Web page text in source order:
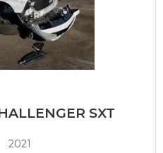
SXT
2021